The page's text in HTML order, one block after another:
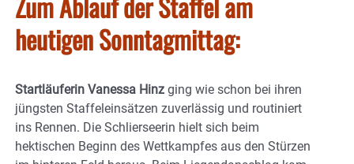
heutigen Sonntagmittag:
Startläuferin Vanessa Hinz ging wie schon bei ihren
jüngsten Staffeleinsätzen zuverlässig und routiniert
ins Rennen. Die Schlierseerin hielt sich beim
hektischen Beginn des Wettkampfes aus den Stürzen